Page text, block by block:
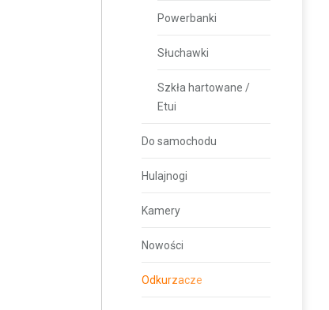
Powerbanki
Słuchawki
Szkła hartowane /
Etui
Do samochodu
Hulajnogi
Kamery
Nowości
Odkurzacze